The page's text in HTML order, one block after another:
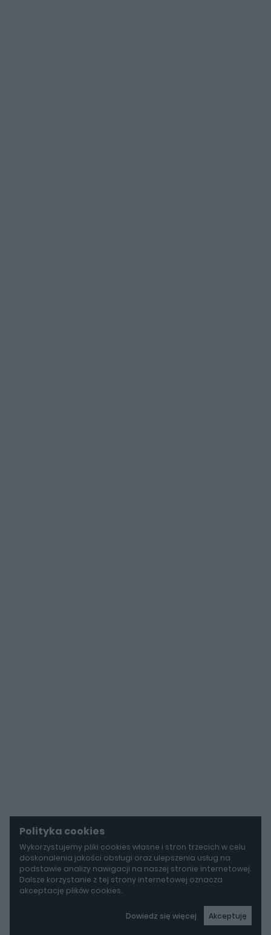
Polityka cookies
Wykorzystujemy pliki cookies własne i stron trzecich w celu
doskonalenia jakości obsługi oraz ulepszenia usług na
podstawie analizy nawigacji na naszej stronie internetowej.
Dalsze korzystanie z tej strony internetowej oznacza
akceptację plików cookies.
Dowiedz się więcej Akceptuję